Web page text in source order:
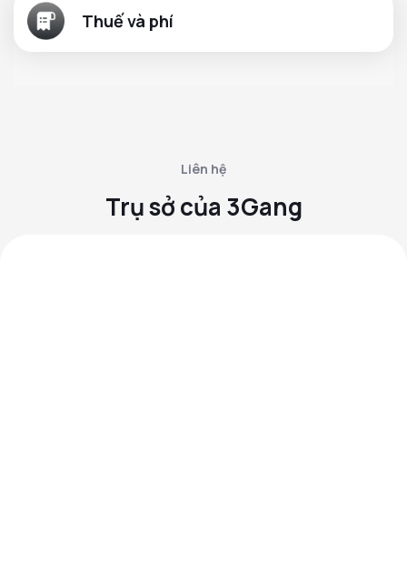
Thuế và phí
Liên hệ
Trụ sở của 3Gang